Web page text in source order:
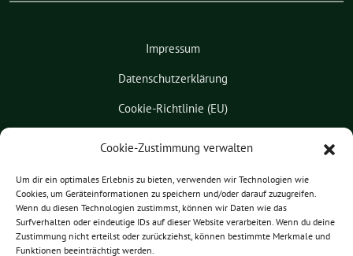
Cookie-Zustimmung verwalten
Um dir ein optimales Erlebnis zu bieten, verwenden wir Technologien wie
Cookies, um Geräteinformationen zu speichern und/oder darauf zuzugreifen.
Wenn du diesen Technologien zustimmst, können wir Daten wie das
Surfverhalten oder eindeutige IDs auf dieser Website verarbeiten. Wenn du deine
Zustimmung nicht erteilst oder zurückziehst, können bestimmte Merkmale und
Funktionen beeinträchtigt werden.
Impressum
Datenschutzerklärung
Cookie-Richtlinie (EU)
Pressemitteilungen
Praktikum